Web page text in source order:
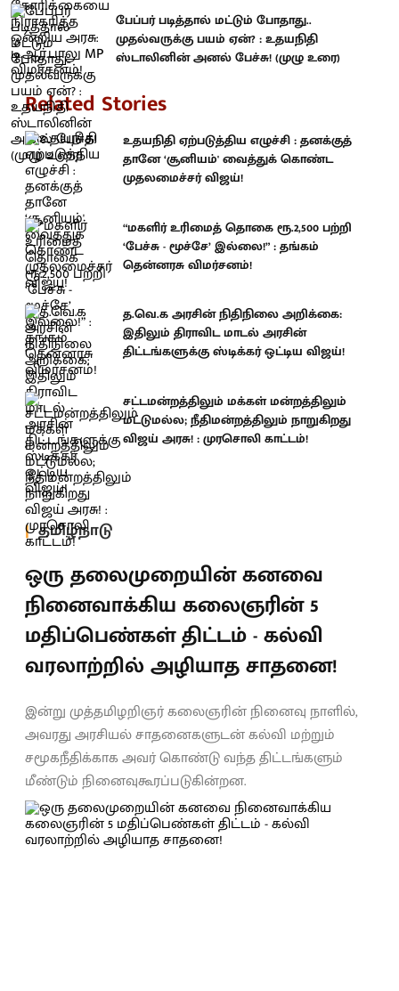
பேப்பர் படித்தால் மட்டும் போதாது..
முதல்வருக்கு பயம் ஏன்? : உதயநிதி
ஸ்டாலினின் அனல் பேச்சு! (முழு உரை)
Related Stories
உதயநிதி ஏற்படுத்திய எழுச்சி : தனக்குத்
தானே ‘சூனியம்' வைத்துக் கொண்ட
முதலமைச்சர் விஜய்!
“மகளிர் உரிமைத் தொகை ரூ.2,500 பற்றி
‘பேச்சு - மூச்சே’ இல்லை!” : தங்கம்
தென்னரசு விமர்சனம்!
த.வெ.க அரசின் நிதிநிலை அறிக்கை:
இதிலும் திராவிட மாடல் அரசின்
திட்டங்களுக்கு ஸ்டிக்கர் ஒட்டிய விஜய்!
சட்டமன்றத்திலும் மக்கள் மன்றத்திலும்
மட்டுமல்ல; நீதிமன்றத்திலும் நாறுகிறது
விஜய் அரசு! : முரசொலி காட்டம்!
தமிழ்நாடு
ஒரு தலைமுறையின் கனவை
நினைவாக்கிய கலைஞரின் 5
மதிப்பெண்கள் திட்டம் - கல்வி
வரலாற்றில் அழியாத சாதனை!
இன்று முத்தமிழறிஞர் கலைஞரின் நினைவு நாளில்,
அவரது அரசியல் சாதனைகளுடன் கல்வி மற்றும்
சமூகநீதிக்காக அவர் கொண்டு வந்த திட்டங்களும்
மீண்டும் நினைவுகூரப்படுகின்றன.